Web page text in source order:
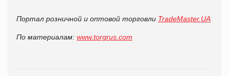
Портал розничной и оптовой торговли TradeMaster.UA
По материалам: www.torgrus.com